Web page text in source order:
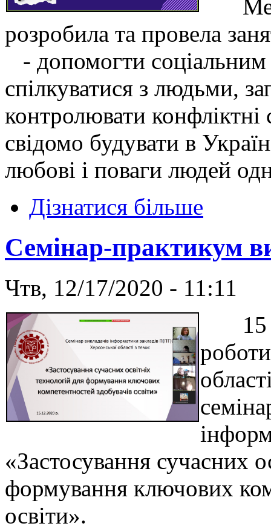
розробила та провела
- допомогти соціальним
спілкуватися з людьми,
контролювати
свідомо будувати в
любові і поваги людей
Дізнатися більше
Семінар-практикум
Чтв, 12/17/2020 - 11:11
15
«Застосування сучасних
формування ключових
освіти».